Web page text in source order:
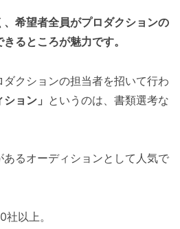
希望者全員がプロダクションの
るところが魅力です。
クションの担当者を招いて行わ
ョン」 というのは、書類選考な
るオーディションとして人気で
以上。